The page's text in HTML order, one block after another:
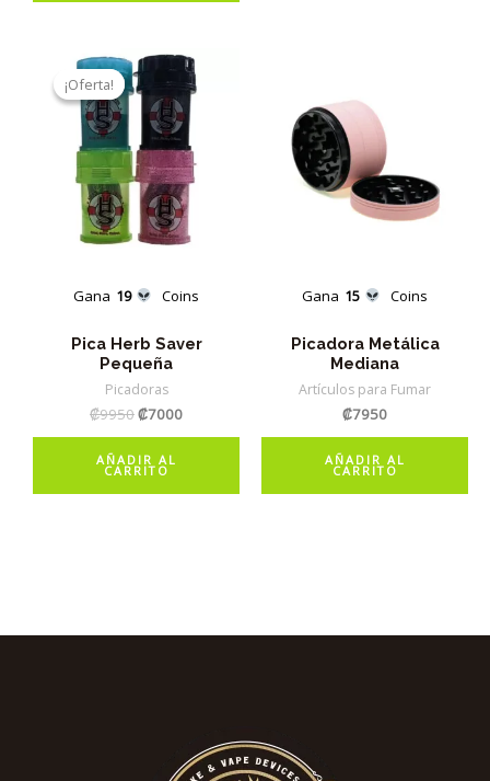
¡Oferta!
Gana 19 Coins
¡Oferta!
Pica Herb Saver
Pequeña
Picadoras
₡9950El
original
era:
₡7000El
AÑADIR AL
CARRITO
Gana 15 Coins
Picadora Metálica
Mediana
Artículos para Fumar
₡7950
AÑADIR AL
CARRITO